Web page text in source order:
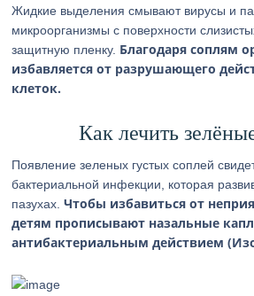
Жидкие выделения смывают вирусы и
микроорганизмы с поверхности
защитную пленку. Благодаря соплям
избавляется от разрушающего
клеток.
Как лечить
Появление зеленых густых соплей
бактериальной инфекции, которая
пазухах.Чтобы избавиться от
детям прописывают назальные
антибактериальным действием